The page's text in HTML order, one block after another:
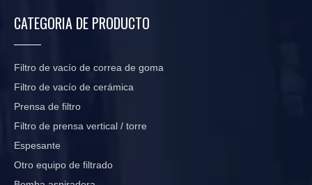
CATEGORIA DE PRODUCTO
Filtro de vacío de correa de goma
Filtro de vacío de cerámica
Prensa de filtro
Filtro de prensa vertical / torre
Espesante
Otro equipo de filtrado